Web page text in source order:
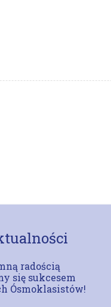
radością
się sukcesem
Ósmoklasistów!